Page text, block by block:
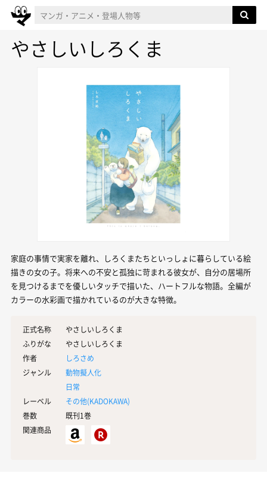
やさしいしろくま
家庭の事情で実家を離れ、しろくまたちといっしょに暮らしている絵
描きの女の子。将来への不安と孤独に苛まれる彼女が、自分の居場所
を見つけるまでを優しいタッチで描いた、ハートフルな物語。全編が
カラーの水彩画で描かれているのが大きな特徴。
正式名称
やさしいしろくま
ふりがな
やさしいしろくま
作者
しろさめ
ジャンル
動物擬人化
日常
レーベル
その他(KADOKAWA)
巻数
既刊1巻
関連商品